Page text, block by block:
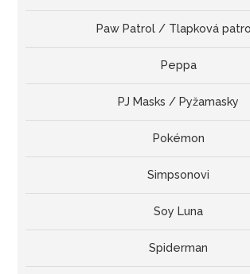
Paw Patrol / Tlapková
Peppa
PJ Masks / Pyžamasky
Pokémon
Simpsonovi
Soy Luna
Spiderman